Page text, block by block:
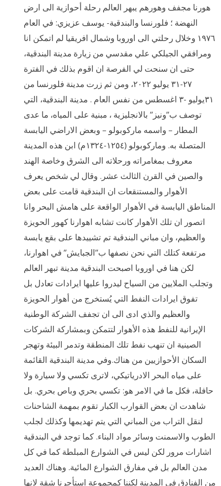
هورنا مجفف وهورهم يبهر العالم رحلة أحوازية الى ارض
النهضة ؛ فلورنسا والبندقية- يوسف عزيزي: في العام
١٩٧٦ وخلال رحلتي الى اوروبا وشمال افريقيا لم اتمكن انا
ومرافقي الجيلكي علي مقدسي من زيارة مدينة البندقية،
حتى ان سنحت لي الفرصة ان اقوم بذلك في الفترة
٢٧-٣١ يوليو ٢٠٢٢، ومن ثم زرت مدينة فلورنسا من
٣١يوليو -٣ اغسطس من نفس العام . مدينة البندقية، التي
توصف ب”ونيز” بالانجليزية ، مبنية على المياه، ما عدى
المطار – واسمه ماركوبولو – وبعض الاراضي اليابسة
المتصلة به. وماركوبولو (١٢٥٤-١٣٢٤م) ابن هذه المدينة
معروف بمغامراته ورحلاته الى الشرق وخاصة الهند
والصين في القرن الثالث عشر. وقال لي شخص يعرف
الأهوار والمستنقعات ان البندقية قامت على بعض
المناطق اليابسة في الأهوار الواقعة على هامش البحر وانا
اتصور ان تلك الأهوار كانت تشابه اهوارنا كهور الحويزة
والعظيم، وان مباني البندقية تم تشييدها على بقع يابسة
مرتفعة كتلك التي نحن نصفها ب”الجبايش” في اهوارنا،
لكن هنا في اوروبا اصبحت البندقية مدينة تبهر العالم
وتجلب الملايين من السياح ليدروا عليها ايرادات تعادل بل
تفوق ايرادات النفط التي يُستخرج من أهوار الحويزة
والعظيم والذي ادى الى ان تجفف الشركة الوطنية
الإيرانية للنفط هذه الأهوار لتتمكن وبمشاركة الشركات
الصينية ان تنهب نفط تلك المنطقة وتدمر البيئة وتهجر
السكان الأحوازيين من هناك.وفي مدينة البندقية القائمة
على مياه البحر الادرياتيكي، لاترى تكسي ولا سيارة ولا
حافلة، فكل ما في الامر هو: تكسي بحري وباص بحري. بل
شاهدت ان بعض القوارب الكبار تقوم بمهمة الشاحنات
لنقل التراب من المباني التي يتم تهديمها وكذلك لجلب
الطوب والاسمنت وسائر مواد البناء. كما توجد في البندقية
اشارات مرور لكن ليس في الشوارع المبلطة كما في كل
مدن العالم بل في مفارق الشوارع المائية. وهناك العديد
من الفنادق في المدينة لكننا كمجموعة استأجرنا شقة لانها